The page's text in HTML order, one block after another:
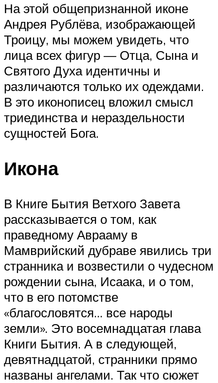
На этой общепризнанной иконе
Андрея Рублёва, изображающей
Троицу, мы можем увидеть, что
лица всех фигур — Отца, Сына и
Святого Духа идентичны и
различаются только их одеждами.
В это иконописец вложил смысл
триединства и нераздельности
сущностей Бога.
Икона
В Книге Бытия Ветхого Завета
рассказывается о том, как
праведному Аврааму в
Мамврийский дубраве явились три
странника и возвестили о чудесном
рождении сына, Исаака, и о том,
что в его потомстве
«благословятся… все народы
земли». Это восемнадцатая глава
Книги Бытия. А в следующей,
девятнадцатой, странники прямо
названы ангелами. Так что сюжет